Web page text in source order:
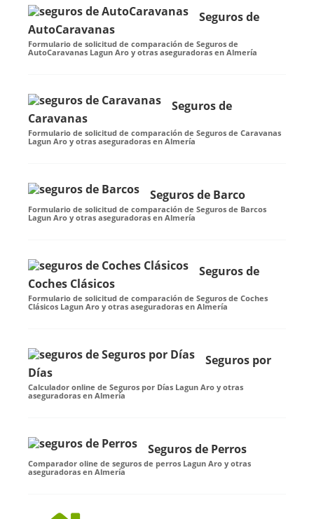
Seguros de
AutoCaravanas
Formulario de solicitud de comparación de Seguros de
AutoCaravanas Lagun Aro y otras aseguradoras en Almería
Seguros de
Caravanas
Formulario de solicitud de comparación de Seguros de Caravanas
Lagun Aro y otras aseguradoras en Almería
Seguros de Barco
Formulario de solicitud de comparación de Seguros de Barcos
Lagun Aro y otras aseguradoras en Almería
Seguros de
Coches Clásicos
Formulario de solicitud de comparación de Seguros de Coches
Clásicos Lagun Aro y otras aseguradoras en Almería
Seguros por
Días
Calculador online de Seguros por Días Lagun Aro y otras
aseguradoras en Almería
Seguros de Perros
Comparador oline de seguros de perros Lagun Aro y otras
aseguradoras en Almería